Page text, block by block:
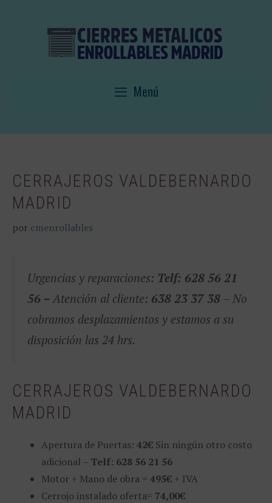
Menú
CERRAJEROS VALDEBERNARDO
MADRID
por cmenrollables
Urgencias y reparaciones: Telf: 628 56 21
56 –Atención al cliente: 638 23 37 38 – No
cobramos desplazamientos y estamos a su
disposición las 24 hrs.
CERRAJEROS VALDEBERNARDO
MADRID
Apertura de Puertas: 42€ Sin ningún otro costo
adicional – Telf: 628 56 21 56
Motor + Mano de obra = 495€ + IVA
Cerrojo instalado oferta= 74,00€